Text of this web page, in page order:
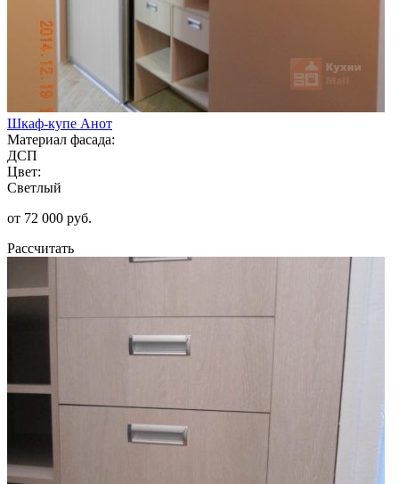
Шкаф-купе Анот
Материал фасада:
ДСП
Цвет:
Светлый
от 72 000 руб.
Рассчитать